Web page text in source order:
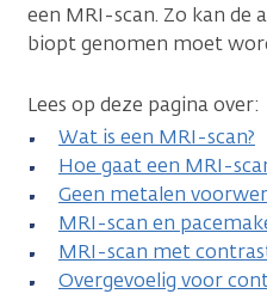
een MRI-scan. Zo kan de
biopt genomen moet
Lees op deze pagina over:
Wat is een MRI-scan?
Hoe gaat een MRI-
Geen metalen
MRI-scan en
MRI-scan met
Overgevoelig voor